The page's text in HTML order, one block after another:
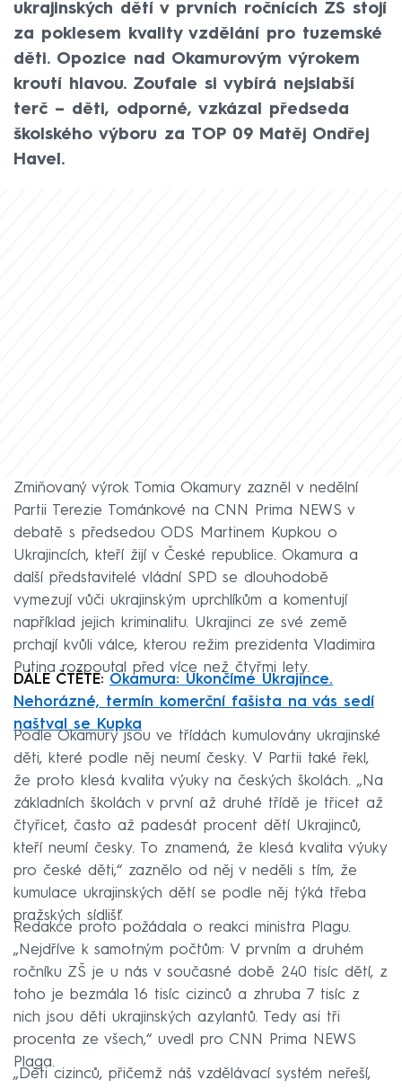
ukrajinských dětí v prvních ročnících ZŠ stojí
za poklesem kvality vzdělání pro tuzemské
děti. Opozice nad Okamurovým výrokem
kroutí hlavou. Zoufale si vybírá nejslabší
terč – děti, odporné, vzkázal předseda
školského výboru za TOP 09 Matěj Ondřej
Havel.
Zmiňovaný výrok Tomia Okamury zazněl v nedělní
Partii Terezie Tománkové na CNN Prima NEWS v
debatě s předsedou ODS Martinem Kupkou o
Ukrajincích, kteří žijí v České republice. Okamura a
další představitelé vládní SPD se dlouhodobě
vymezují vůči ukrajinským uprchlíkům a komentují
například jejich kriminalitu. Ukrajinci ze své země
prchají kvůli válce, kterou režim prezidenta Vladimira
Putina rozpoutal před více než čtyřmi lety.
DÁLE ČTĚTE: Okamura: Ukončíme Ukrajince.
Nehorázné, termín komerční fašista na vás sedí
naštval se Kupka
Podle Okamury jsou ve třídách kumulovány ukrajinské
děti, které podle něj neumí česky. V Partii také řekl,
že proto klesá kvalita výuky na českých školách. „Na
základních školách v první až druhé třídě je třicet až
čtyřicet, často až padesát procent dětí Ukrajinců,
kteří neumí česky. To znamená, že klesá kvalita výuky
pro české děti,“ zaznělo od něj v neděli s tím, že
kumulace ukrajinských dětí se podle něj týká třeba
pražských sídlišť.
Redakce proto požádala o reakci ministra Plagu.
„Nejdříve k samotným počtům: V prvním a druhém
ročníku ZŠ je u nás v současné době 240 tisíc dětí, z
toho je bezmála 16 tisíc cizinců a zhruba 7 tisíc z
nich jsou děti ukrajinských azylantů. Tedy asi tři
procenta ze všech,“ uvedl pro CNN Prima NEWS
Plaga.
„Děti cizinců, přičemž náš vzdělávací systém neřeší,